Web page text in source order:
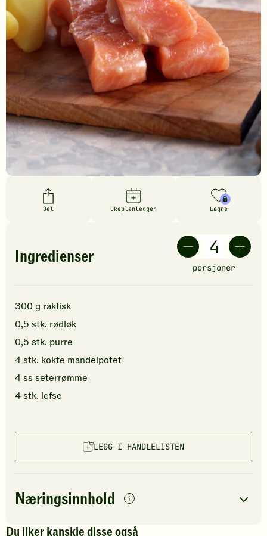
Del Ukeplanlegger Lagre
Ingredienser
porsjoner
300g rakfisk
0,5 stk. rødløk
0,5 stk. purre
4stk. kokte mandelpotet
4ss seterrømme
4stk. lefse
LEGG I HANDLELISTEN
Næringsinnhold
per porsjon
Du liker kanskje disse også